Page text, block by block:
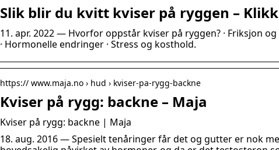
Slik blir du kvitt kviser på ryggen – Klikk
11. apr. 2022 — Hvorfor oppstår kviser på ryggen? · Friksjon
· Hormonelle endringer · Stress og kosthold.
https:// www.maja.no › hud › kviser-pa-rygg-backne
Kviser på rygg: backne – Maja
Kviser på rygg: backne | Maja
18. aug. 2016 — Spesielt tenåringer får det og gutter er nok